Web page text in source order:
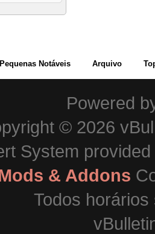
Pequenas Notáveis Arquivo
Powered
© 2026
System
& Addons
Todos